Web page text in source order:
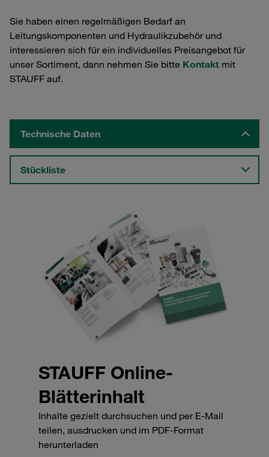
Sie haben einen regelmäßigen Bedarf an
Leitungskomponenten und Hydraulikzubehör und
interessieren sich für ein individuelles Preisangebot für
unser Sortiment, dann nehmen Sie bitte Kontakt mit
STAUFF auf.
Technische Daten
Stückliste
STAUFF Online-
Blätterinhalt
Inhalte gezielt durchsuchen und per E-Mail
teilen, ausdrucken und im PDF-Format
herunterladen